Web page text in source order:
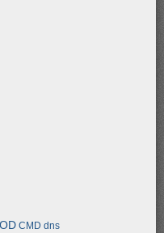
CMD dns